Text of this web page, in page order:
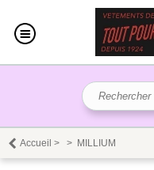
Accueil > > MILLIUM